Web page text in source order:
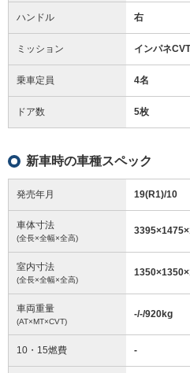
ハンドル 右
ミッション インパネCVT
乗車定員 4名
ドア数 5枚
新車時の車種スペック
発売年月 19(R1)/10
車体寸法
(全長×全幅×全高)
3395×1475×
室内寸法
(全長×全幅×全高)
1350×1350×
車両重量
(AT×MT×CVT)
-/-/920kg
10・15燃費 -